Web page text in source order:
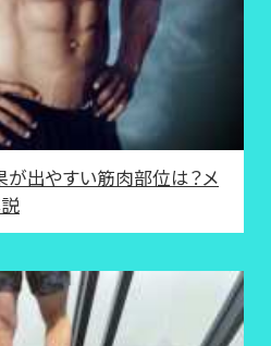
が出やすい筋肉部位は？メ